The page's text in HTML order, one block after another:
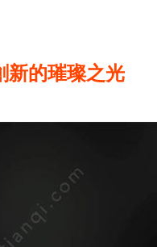
新的璀璨之光